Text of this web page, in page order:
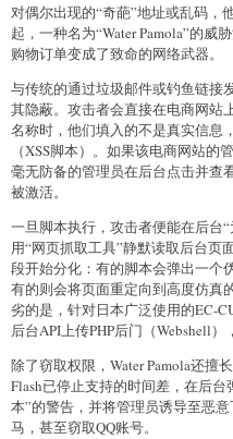
对偶尔出现的“奇葩”地址或乱码，
起，一种名为“Water Pamola”的威
购物订单变成了致命的网络武器。
与传统的通过垃圾邮件或钓鱼链接
其隐蔽。攻击者会直接在电商网站
名称时，他们填入的不是真实信息
（XSS脚本）。如果该电商网站的
毫无防备的管理员在后台点击并查
被激活。
一旦脚本执行，攻击者便能在后台
用“网页抓取工具”静默读取后台页
段开始分化：有的脚本会弹出一个
有的则会将页面重定向到高度仿真
劣的是，针对日本广泛使用的EC-
后台API上传PHP后门（Webshell）
除了窃取权限，Water Pamola还擅
Flash已停止支持的时间差，在后
本”的警告，并将管理员诱导至恶
马，甚至窃取QQ账号。